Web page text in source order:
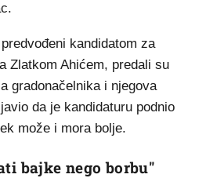
kandidatom za
Zlatkom Ahićem, predali su
gradonačelnika i njegova
da je kandidaturu podnio
može i mora bolje.
bajke nego borbu"